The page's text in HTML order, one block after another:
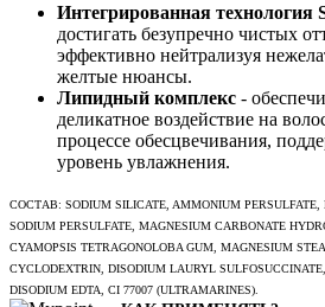
Интегрированная технология
достигать безупречно чистых
эффективно нейтрализуя
желтые нюансы.
Липидный комплекс -
деликатное воздействие на
процессе обесцвечивания,
уровень увлажнения.
СОСТАВ: SODIUM SILICATE, AMMONIUM PERSULFATE,
SODIUM PERSULFATE, MAGNESIUM CARBONATE
CYAMOPSIS TETRAGONOLOBA GUM, MAGNESIUM
CYCLODEXTRIN, DISODIUM LAURYL
DISODIUM EDTA, CI 77007 (ULTRAMARINES).